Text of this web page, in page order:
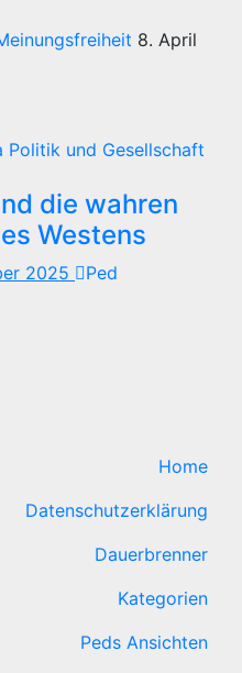
8. April
Politik und Gesellschaft
die wahren
Westens
2025 Ped
Home
Datenschutzerklärung
Dauerbrenner
Kategorien
Peds Ansichten